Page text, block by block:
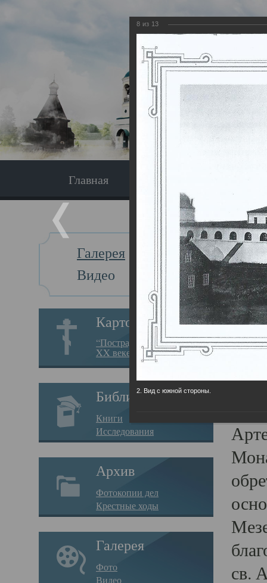
Главная Экскурсия
Галерея
Видео
Картотека
“Пострадавшие за веру в
XX веке на Севере”
Библиотека
Книги
Исследования
Архив
Фотокопии дел
Крестные ходы
Галерея
Фото
Видео
Главная
В
св.
8 из 13
2. Вид с южной стороны.